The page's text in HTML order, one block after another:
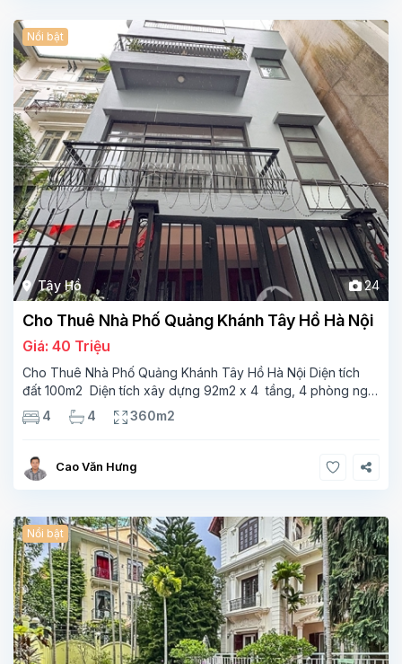
Tây Hồ 24
Nổi bật
Cho Thuê Nhà Phố Quảng Khánh Tây Hồ Hà Nội
Giá: 40 Triệu
Cho Thuê Nhà Phố Quảng Khánh Tây Hồ Hà Nội Diện tích
đất 100m2 Diện tích xây dựng 92m2 x 4 tầng, 4 phòng ngủ
3 phòng tắm Tầng 1 – phòng bếp-1wc Tầng 2– phòng khách
, 1 phòng ngủ,1 phòng tắm Tầng 3- 2
4 4 360m2
Cao Văn Hưng
Nổi bật